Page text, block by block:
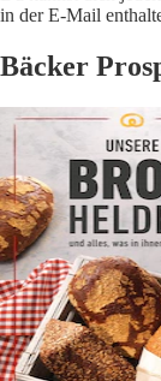
in der E-Mail
Bäcker